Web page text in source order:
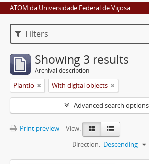
ATOM da Universidade Federal de Viçosa
Filters
Showing 3 results
Archival description
Plantio With digital objects
Advanced search options
Print preview
View:
Direction: Descending